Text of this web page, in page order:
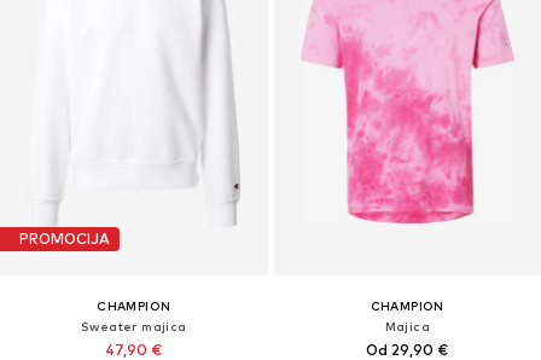
PROMOCIJA
CHAMPION
Sweater majica
47,90 €
CHAMPION
Majica
Od 29,90 €